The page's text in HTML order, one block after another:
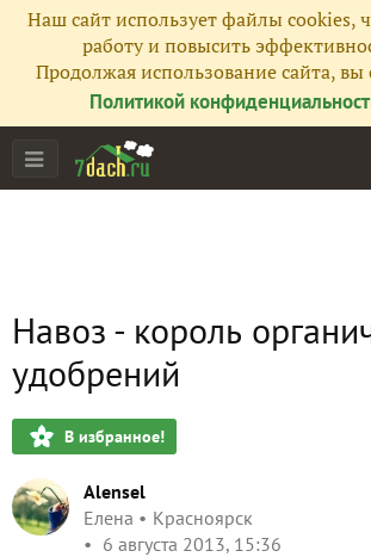
Наш сайт использует файлы cookies,
работу и повысить
Продолжая использование сайта, вы
Политикой
Навоз - король
удобрений
В избранное!
Alensel
Елена
Красноярск
6 августа 2013, 15:36